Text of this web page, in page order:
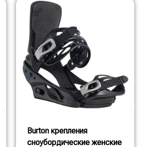
Burton крепления
сноубордические женские